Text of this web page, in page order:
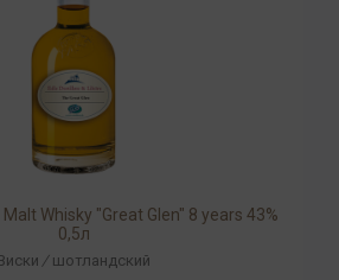
Whisky "Great Glen" 8 years 43%
0,5л
/ шотландский